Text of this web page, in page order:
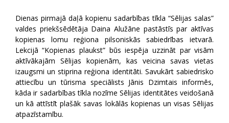
Dienas pirmajā daļā kopienu sadarbības tīkla “Sēlijas salas”
valdes priekšsēdētāja Daina Alužāne pastāstīs par aktīvas
kopienas lomu reģiona pilsoniskās sabiedrības ietvarā.
Lekcijā “Kopienas plaukst” būs iespēja uzzināt par visām
aktīvākajām Sēlijas kopienām, kas veicina savas vietas
izaugsmi un stiprina reģiona identitāti. Savukārt sabiedrisko
attiecību un tūrisma speciālists Jānis Dzimtais informēs,
kāda ir sadarbības tīkla nozīme Sēlijas identitātes veidošanā
un kā attīstīt plašāk savas lokālās kopienas un visas Sēlijas
atpazīstamību.